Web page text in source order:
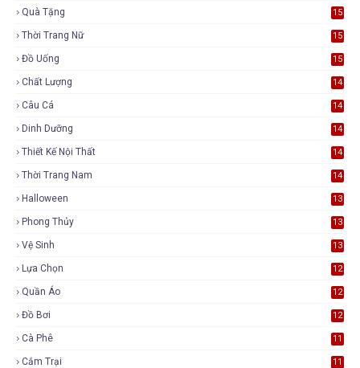
Quà Tặng 15
Thời Trang Nữ 15
Đồ Uống 15
Chất Lượng 14
Câu Cá 14
Dinh Dưỡng 14
Thiết Kế Nội Thất 14
Thời Trang Nam 14
Halloween 13
Phong Thủy 13
Vệ Sinh 13
Lựa Chọn 12
Quần Áo 12
Đồ Bơi 12
Cà Phê 11
Cắm Trại 11